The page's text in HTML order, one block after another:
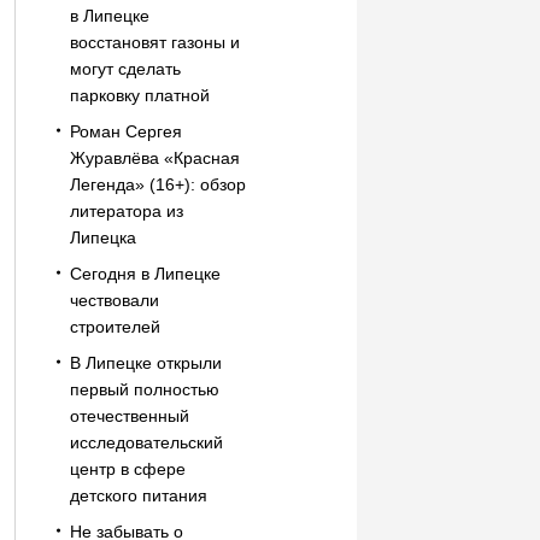
в Липецке
восстановят газоны и
могут сделать
парковку платной
Роман Сергея
Журавлёва «Красная
Легенда» (16+): обзор
литератора из
Липецка
Сегодня в Липецке
чествовали
строителей
В Липецке открыли
первый полностью
отечественный
исследовательский
центр в сфере
детского питания
Не забывать о